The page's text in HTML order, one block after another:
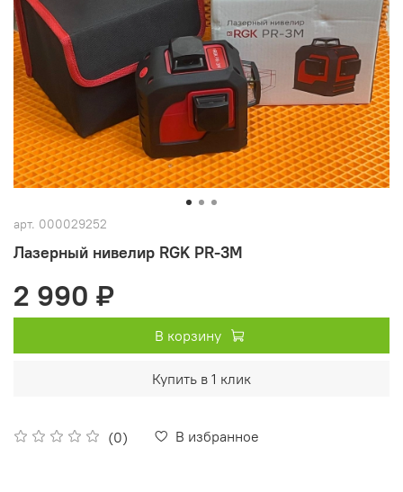
арт. 000029252
Лазерный нивелир RGK PR-3M
(0) В избранное
2 990 ₽
В корзину
Купить в 1 клик